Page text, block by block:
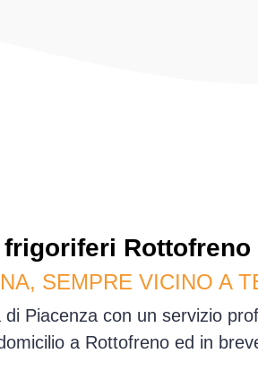
frigoriferi Rottofreno
SEMPRE VICINO A
Piacenza con un servizio
a Rottofreno ed in